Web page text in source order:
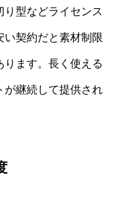
り型などライセンス
い契約だと素材制限
ます。長く使える
が継続して提供され